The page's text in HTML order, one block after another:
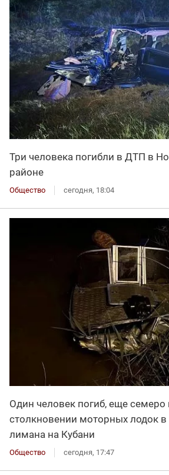
Три человека погибли в ДТП в
районе
Общество сегодня, 18:04
Один человек погиб, еще семеро
столкновении моторных лодок в
лимана на Кубани
Общество сегодня, 17:47